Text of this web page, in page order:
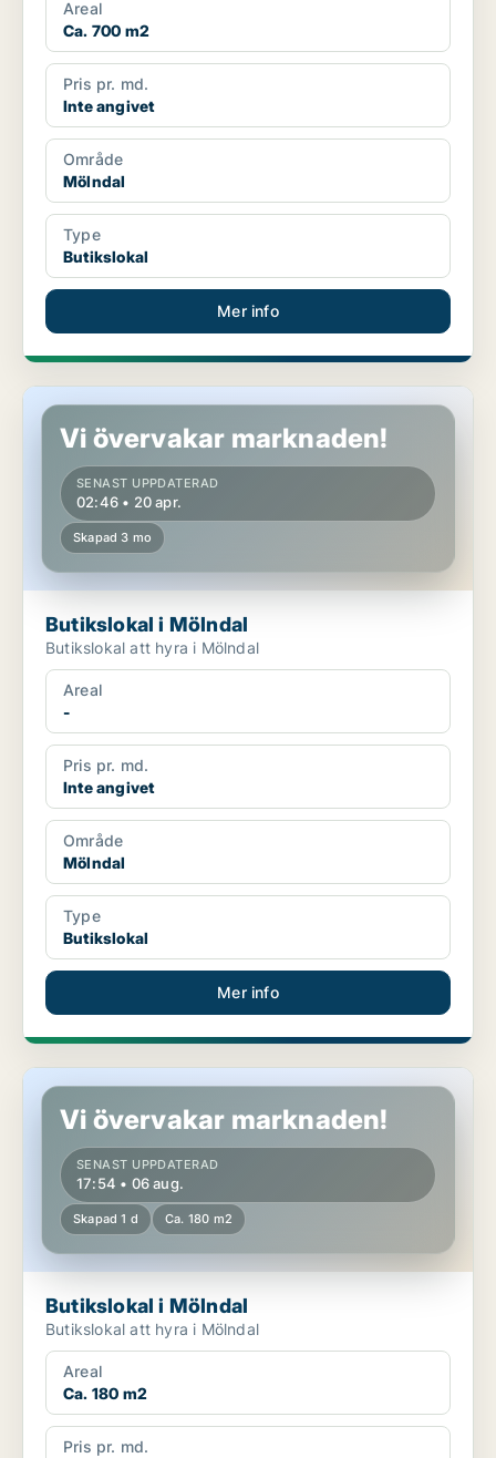
Areal
Ca. 700 m2
Pris pr. md.
Inte angivet
Område
Mölndal
Type
Butikslokal
Mer info
Butikslokal i Mölndal
Vi övervakar marknaden!
SENAST UPPDATERAD
02:46 • 20 apr.
Skapad 3 mo
Butikslokal i Mölndal
Butikslokal att hyra i Mölndal
Areal
-
Pris pr. md.
Inte angivet
Område
Mölndal
Type
Butikslokal
Mer info
Butikslokal i Mölndal
Vi övervakar marknaden!
SENAST UPPDATERAD
17:54 • 06 aug.
Skapad 1 d Ca. 180 m2
Butikslokal i Mölndal
Butikslokal att hyra i Mölndal
Areal
Ca. 180 m2
Pris pr. md.